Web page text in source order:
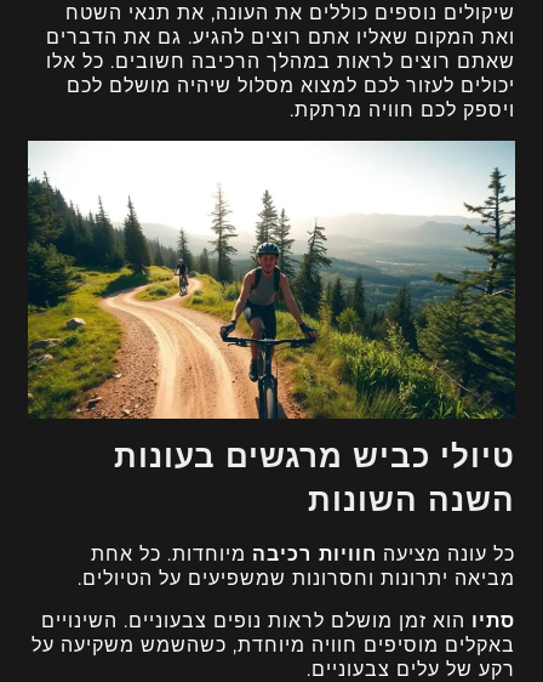
שיקולים נוספים כוללים את העונה, את תנאי השטח
ואת המקום שאליו אתם רוצים להגיע. גם את הדברים
שאתם רוצים לראות במהלך הרכיבה חשובים. כל אלו
יכולים לעזור לכם למצוא מסלול שיהיה מושלם לכם
ויספק לכם חוויה מרתקת.
טיולי כביש מרגשים בעונות
השנה השונות
כל עונה מציעה חוויות רכיבה מיוחדות. כל אחת
מביאה יתרונות וחסרונות שמשפיעים על הטיולים.
סתיו הוא זמן מושלם לראות נופים צבעוניים. השינויים
באקלים מוסיפים חוויה מיוחדת, כשהשמש משקיעה על
רקע של עלים צבעוניים.